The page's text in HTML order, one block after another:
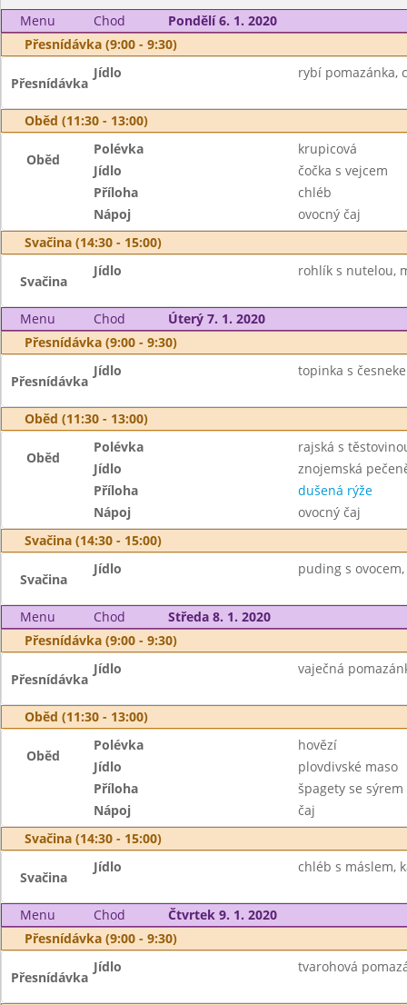
Menu Chod
Pondělí 6. 1. 2020
Přesnídávka (9:00 - 9:30)
Přesnídávka
Jídlo rybí pomazánka,
Oběd (11:30 - 13:00)
Oběd
Polévka
krupicová
Jídlo
čočka s vejcem
Příloha
chléb
Nápoj
ovocný čaj
Svačina (14:30 - 15:00)
Svačina
Jídlo rohlík s nutelou,
Menu Chod
Úterý 7. 1. 2020
Přesnídávka (9:00 - 9:30)
Přesnídávka
Jídlo topinka s
Oběd (11:30 - 13:00)
Oběd
Polévka
rajská s
Jídlo
znojemská
Příloha
dušená rýže
Nápoj
ovocný čaj
Svačina (14:30 - 15:00)
Svačina
Jídlo puding s
Menu Chod
Středa 8. 1. 2020
Přesnídávka (9:00 - 9:30)
Přesnídávka
Jídlo vaječná
Oběd (11:30 - 13:00)
Oběd
Polévka
hovězí
Jídlo
plovdivské maso
Příloha
špagety se sýrem
Nápoj
čaj
Svačina (14:30 - 15:00)
Svačina
Jídlo chléb s máslem,
Menu Chod
Čtvrtek 9. 1. 2020
Přesnídávka (9:00 - 9:30)
Přesnídávka
Jídlo tvarohová